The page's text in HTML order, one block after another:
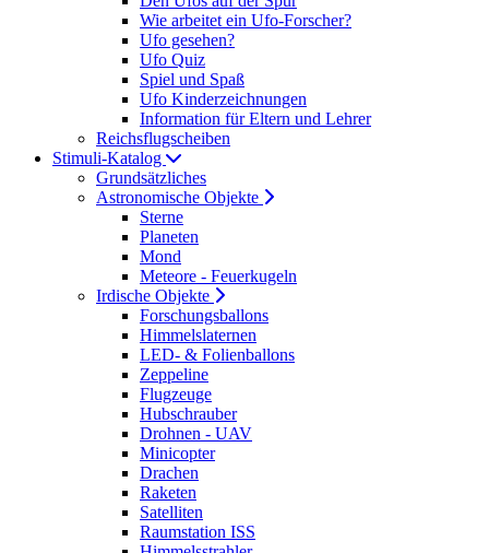
Wie arbeitet ein Ufo-Forscher?
Ufo gesehen?
Ufo Quiz
Spiel und Spaß
Ufo Kinderzeichnungen
Information für Eltern und Lehrer
Reichsflugscheiben
Stimuli-Katalog
Grundsätzliches
Astronomische Objekte
Sterne
Planeten
Mond
Meteore - Feuerkugeln
Irdische Objekte
Forschungsballons
Himmelslaternen
LED- & Folienballons
Zeppeline
Flugzeuge
Hubschrauber
Drohnen - UAV
Minicopter
Drachen
Raketen
Satelliten
Raumstation ISS